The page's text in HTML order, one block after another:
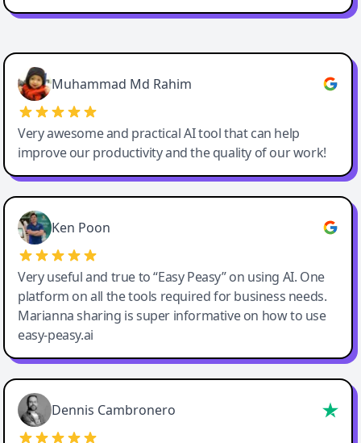
Easy-Peasy AI
Muhammad Md Rahim
Very awesome and practical AI tool that can help
improve our productivity and the quality of our work!
Ken Poon
Very useful and true to “Easy Peasy” on using AI. One
platform on all the tools required for business needs.
Marianna sharing is super informative on how to use
easy-peasy.ai
Dennis Cambronero